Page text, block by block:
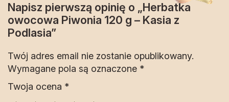
Napisz pierwszą opinię o „Herbatka
owocowa Piwonia 120 g – Kasia z
Podlasia”
Twój adres email nie zostanie opublikowany.
Wymagane pola są oznaczone *
Twoja ocena *